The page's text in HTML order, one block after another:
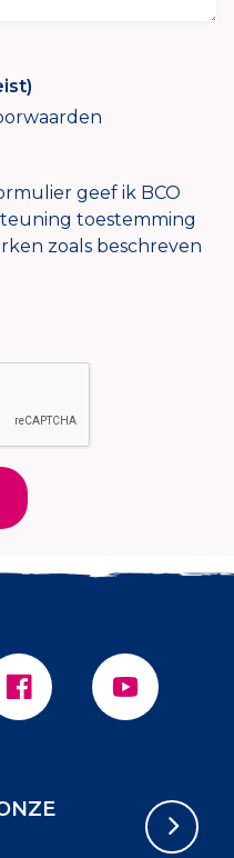
geef ik BCO
toestemming
zoals beschreven